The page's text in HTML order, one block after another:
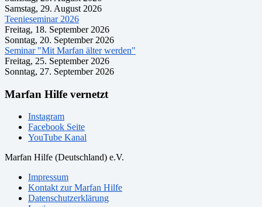
Samstag, 29. August 2026
Teenieseminar 2026
Freitag, 18. September 2026
Sonntag, 20. September 2026
Seminar "Mit Marfan älter werden"
Freitag, 25. September 2026
Sonntag, 27. September 2026
Marfan Hilfe vernetzt
Instagram
Facebook Seite
YouTube Kanal
Marfan Hilfe (Deutschland) e.V.
Impressum
Kontakt zur Marfan Hilfe
Datenschutzerklärung